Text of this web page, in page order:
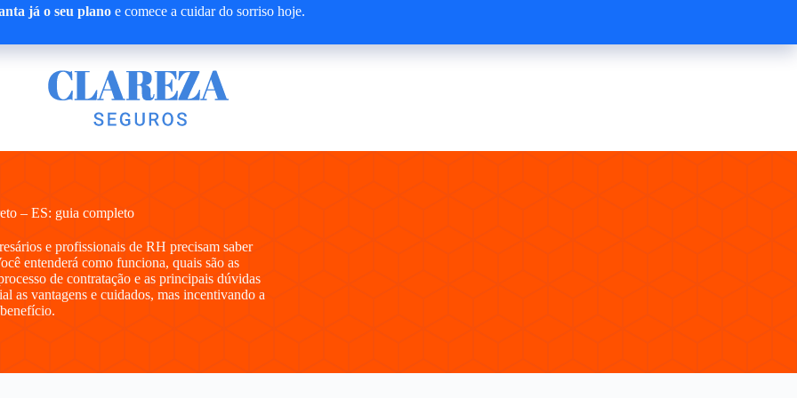
já o seu planoe comece a cuidar do sorriso hoje.
– ES: guia completo
e profissionais de RH precisam saber
entenderá como funciona, quais são as
de contratação e as principais dúvidas
as vantagens e cuidados, mas incentivando a